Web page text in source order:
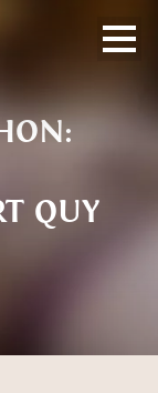
QUY